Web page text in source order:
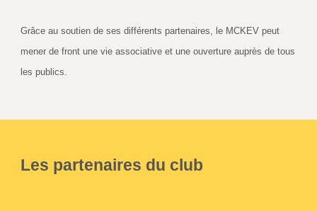
Grâce au soutien de ses différents partenaires, le MCKEV peut
mener de front une vie associative et une ouverture auprès de tous
les publics.
Les partenaires du club